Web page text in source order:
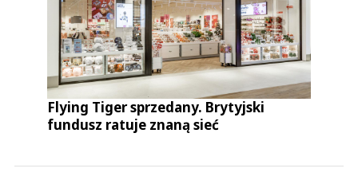
Flying Tiger sprzedany. Brytyjski
fundusz ratuje znaną sieć